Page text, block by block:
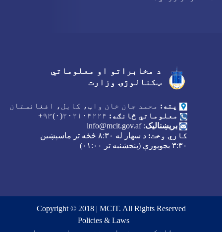
د مخابراتو او معلوماتي
ټکنالوژۍ وزارت
پته: محمد جان خان واټ، کابل، افغانستان
معلوماتي څانګه:
بریښنالیک:
info@mcit.gov.af
کاري وخت: د سهار له ۸:۳۰ څځه تر ماسپښین
۳:۳۰ بجوپورې (پنجشنبه تر ۰۱:۰۰)
Copyright © 2018 | MCIT. All Rights Reserved
Footer menu
Policies & Laws